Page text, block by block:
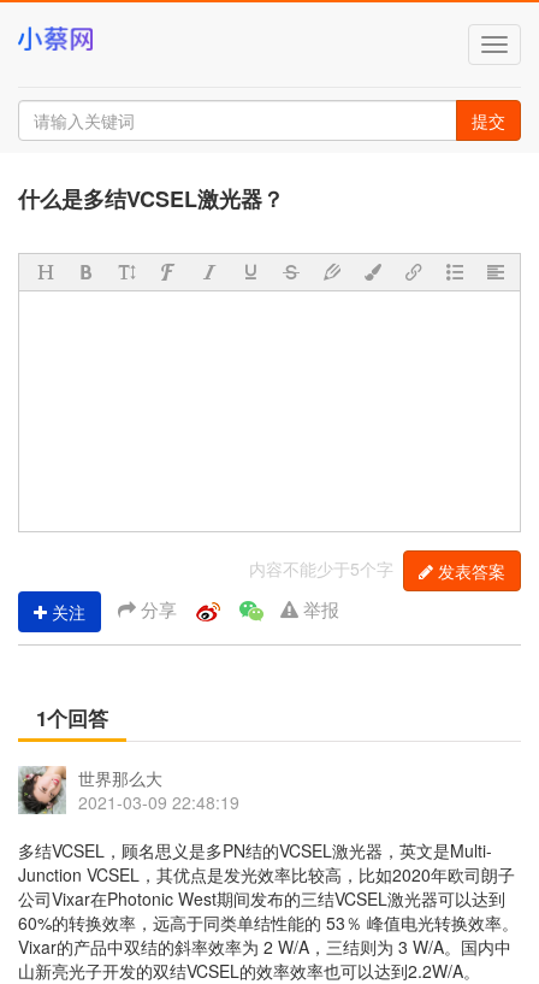
切
换
导
航
提交
什么是多结VCSEL激光器？
内容不能少于5个字
发表答案
关注
分享 举报
1个回答
世界那么大
2021-03-09 22:48:19
多结VCSEL，顾名思义是多PN结的VCSEL激光器，英文是Multi-
Junction VCSEL，其优点是发光效率比较高，比如2020年欧司朗子
公司Vixar在Photonic West期间发布的三结VCSEL激光器可以达到
60%的转换效率，远高于同类单结性能的 53％ 峰值电光转换效率。
Vixar的产品中双结的斜率效率为 2 W/A，三结则为 3 W/A。国内中
山新亮光子开发的双结VCSEL的效率效率也可以达到2.2W/A。